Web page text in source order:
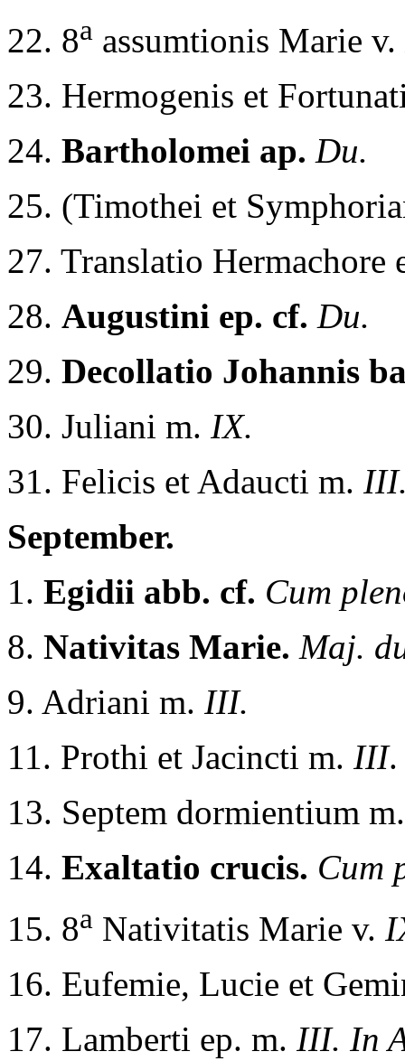
22. 8a assumtionis Marie v.
23. Hermogenis et
24. Bartholomei ap. Du.
25. (Timothei et
27. Translatio
28. Augustini ep. cf. Du.
29. Decollatio Johannis
30. Juliani m. IX.
31. Felicis et Adaucti m.
September.
1. Egidii abb. cf. Cum
8. Nativitas Marie. Maj.
9. Adriani m. III.
11. Prothi et Jacincti m. III.
13. Septem dormientium
14. Exaltatio crucis. Cum
15. 8a Nativitatis Marie v.
16. Eufemie, Lucie et
17. Lamberti ep. m. III. In